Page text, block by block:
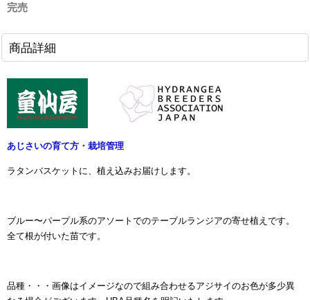
完売
商品詳細
あじさいの育て方・栽培管理
ラタンバスケットに、植え込みお届けします。
ブルー〜パープル系のアソートでのテーブルランジアの寄せ植えです。
全て根が付いた苗です。
品種・・・画像はイメージなので組み合わせるアジサイのお色が多少異